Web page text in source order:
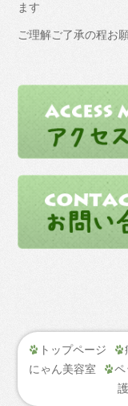
ます
ご理解ご了承の程お
トップページ
にゃん美容室
ペ